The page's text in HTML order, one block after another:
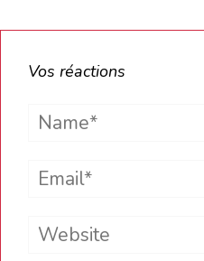
Vos réactions
Name*
Email*
Website